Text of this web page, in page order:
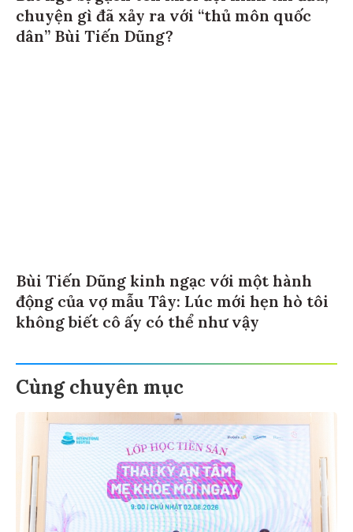
chuyện gì đã xảy ra với “thủ môn quốc
dân” Bùi Tiến Dũng?
Bùi Tiến Dũng kinh ngạc với một hành
động của vợ mẫu Tây: Lúc mới hẹn hò tôi
không biết cô ấy có thể như vậy
Cùng chuyên mục